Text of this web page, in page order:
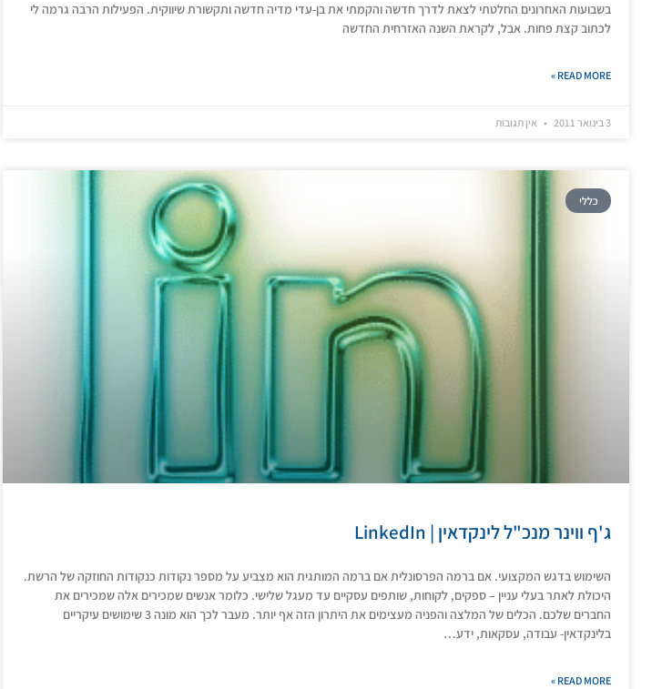
בשבועות האחרונים החלטתי לצאת לדרך חדשה והקמתי את בן-עדי מדיה חדשה ותקשורת שיווקית. הפעילות הרבה גרמה לי
לכתוב קצת פחות. אבל, לקראת השנה האזרחית החדשה
READ MORE »
3 בינואר 2011 אין תגובות
כללי
ג'ף ווינר מנכ"ל לינקדאין | LinkedIn
השימוש בדגש המקצועי. אם ברמה הפרסונלית אם ברמה המותגית הוא מצביע על מספר נקודות כנקודות החוזקה של הרשת.
היכולת לאתר בעלי עניין – ספקים, לקוחות, שותפים עסקיים עד מעגל שלישי. כלומר אנשים שמכירים אלה שמכירים את
החברים שלכם. הכלים של המלצה והפניה מעצימים את היתרון הזה אף יותר. מעבר לכך הוא מונה 3 שימושים עיקריים
בלינקדאין- עבודה, עסקאות, ידע…
READ MORE »